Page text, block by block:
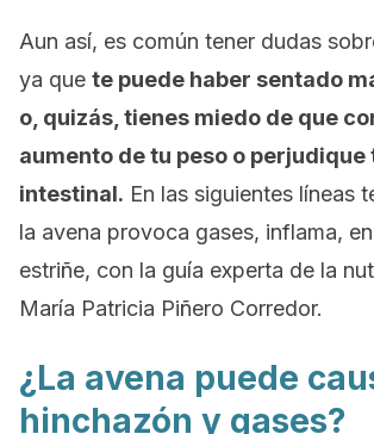
Aun así, es común tener dudas
ya que te puede haber sentado
o, quizás, tienes miedo de que
aumento de tu peso o
intestinal. En las siguientes líneas
la avena provoca gases, inflama,
estriñe, con la guía experta de la
María Patricia Piñero Corredor.
¿La avena puede
hinchazón y gases?